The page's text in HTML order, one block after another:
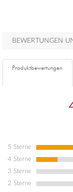
BEWERTUNGEN
Produktbewertungen
5 Sterne
4 Sterne
3 Sterne
2 Sterne